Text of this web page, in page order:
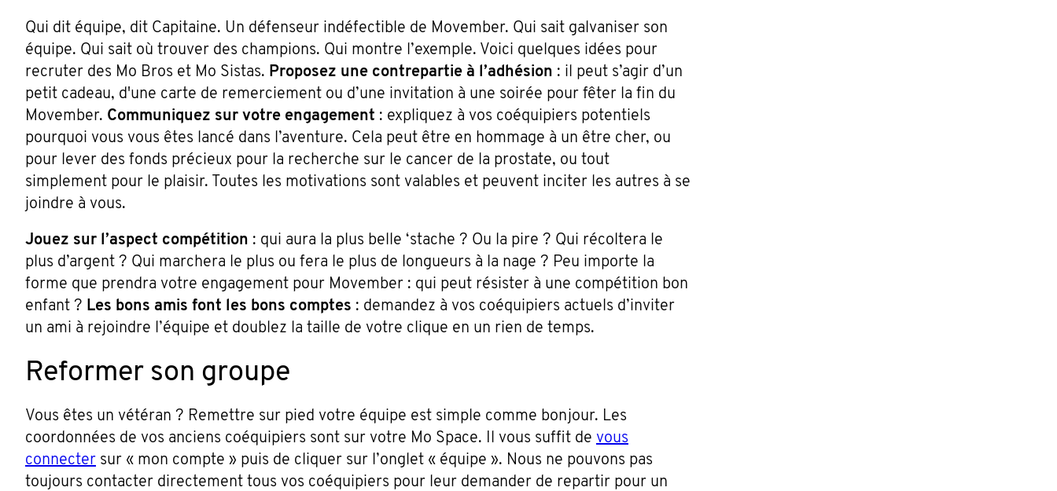
Qui dit équipe, dit Capitaine. Un défenseur indéfectible de Movember. Qui sait galvaniser son
équipe. Qui sait où trouver des champions. Qui montre l’exemple. Voici quelques idées pour
recruter des Mo Bros et Mo Sistas. Proposez une contrepartie à l’adhésion : il peut s’agir d’un
petit cadeau, d'une carte de remerciement ou d’une invitation à une soirée pour fêter la fin du
Movember. Communiquez sur votre engagement : expliquez à vos coéquipiers potentiels
pourquoi vous vous êtes lancé dans l’aventure. Cela peut être en hommage à un être cher, ou
pour lever des fonds précieux pour la recherche sur le cancer de la prostate, ou tout
simplement pour le plaisir. Toutes les motivations sont valables et peuvent inciter les autres à se
joindre à vous.
Jouez sur l’aspect compétition : qui aura la plus belle ‘stache ? Ou la pire ? Qui récoltera le
plus d’argent ? Qui marchera le plus ou fera le plus de longueurs à la nage ? Peu importe la
forme que prendra votre engagement pour Movember : qui peut résister à une compétition bon
enfant ? Les bons amis font les bons comptes : demandez à vos coéquipiers actuels d’inviter
un ami à rejoindre l’équipe et doublez la taille de votre clique en un rien de temps.
Reformer son groupe
Vous êtes un vétéran ? Remettre sur pied votre équipe est simple comme bonjour. Les
coordonnées de vos anciens coéquipiers sont sur votre Mo Space. Il vous suffit de vous
connecter sur « mon compte » puis de cliquer sur l’onglet « équipe ». Nous ne pouvons pas
toujours contacter directement tous vos coéquipiers pour leur demander de repartir pour un